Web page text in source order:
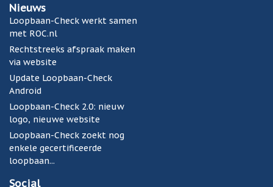
k
a
p
p
v
r
A
n
d
r
Nieuws
Loopbaan-Check werkt samen
met ROC.nl
Rechtstreeks afspraak maken
via website
Update Loopbaan-Check
Android
Loopbaan-Check 2.0: nieuw
logo, nieuwe website
Loopbaan-Check zoekt nog
enkele gecertificeerde
loopbaan...
Social